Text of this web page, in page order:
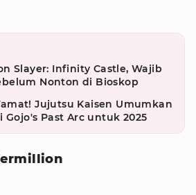
Slayer: Infinity Castle, Wajib
Nonton di Bioskop
Jujutsu Kaisen Umumkan
Gojo's Past Arc untuk 2025